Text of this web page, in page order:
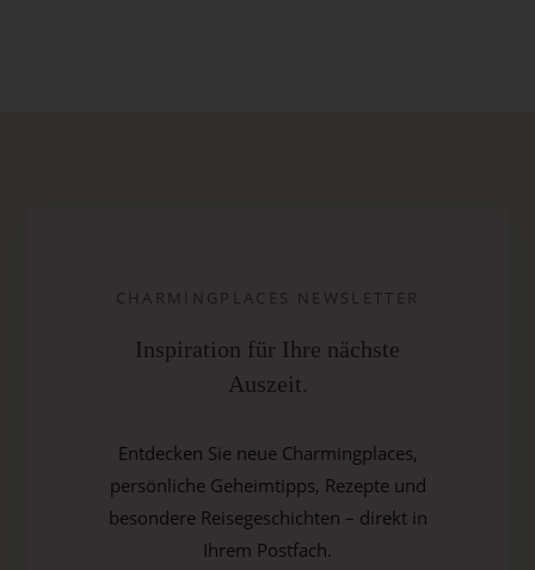
CHARMINGPLACES NEWSLETTER
Inspiration für Ihre nächste
Auszeit.
Entdecken Sie neue Charmingplaces,
persönliche Geheimtipps, Rezepte und
besondere Reisegeschichten – direkt in
Ihrem Postfach.